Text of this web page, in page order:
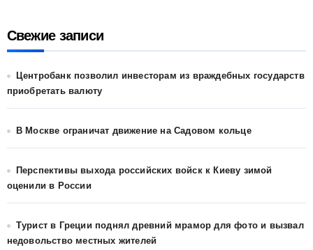
Свежие записи
Центробанк позволил инвесторам из враждебных государств
приобретать валюту
В Москве ограничат движение на Садовом кольце
Перспективы выхода российских войск к Киеву зимой
оценили в России
Турист в Греции поднял древний мрамор для фото и вызвал
недовольство местных жителей